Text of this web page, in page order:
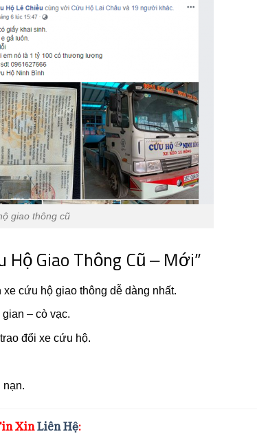
giao thông cũ
Hộ Giao Thông Cũ – Mới”
cứu hộ giao thông dễ dàng nhất.
– cò vạc.
đổi xe cứu hộ.
nạn.
XinLiên Hệ: